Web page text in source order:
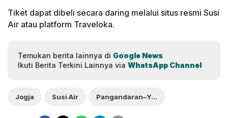
Tiket dapat dibeli secara daring melalui situs resmi Susi
Air atau platform Traveloka.
Temukan berita lainnya di Google News
Ikuti Berita Terkini Lainnya via WhatsApp Channel
Jogja Susi Air Pangandaran–Yogyakarta